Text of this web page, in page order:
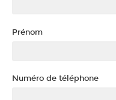
Prénom
Numéro de téléphone